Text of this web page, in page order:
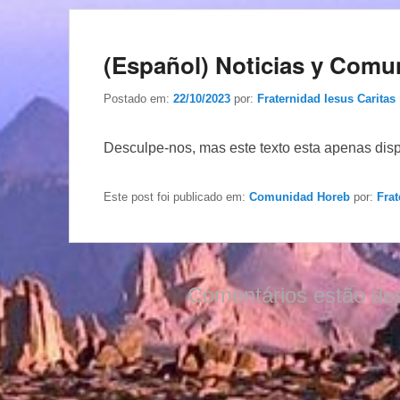
(Español) Noticias y
Postado em: 22/10/2023 por: Fraternidad Iesus Caritas
Desculpe-nos, mas este texto esta apenas
Este post foi publicado em: Comunidad Horeb por:
Comentários estão